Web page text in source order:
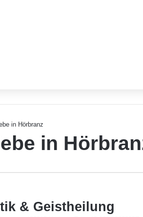
in Hörbranz
in
& Geistheilung